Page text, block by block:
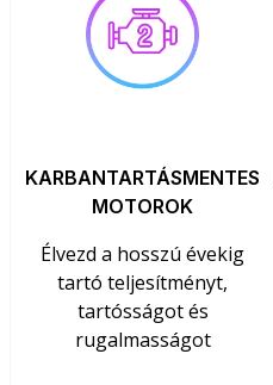
KARBANTARTÁSMENTES
MOTOROK
Élvezd a hosszú évekig
tartó teljesítményt,
tartósságot és
rugalmasságot